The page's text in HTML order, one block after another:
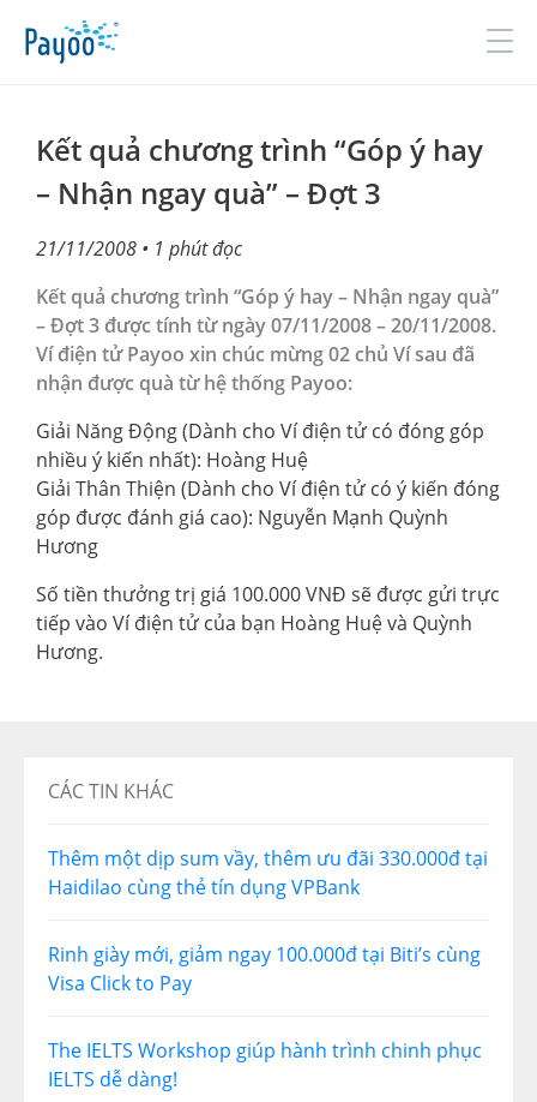
GIỚI THIỆU
SẢN PHẨM & DỊCH VỤ
TIN TỨC
ĐỐI TÁC
TUYỂN DỤNG
LIÊN HỆ
CÁC TIN KHÁC
Thêm một dịp sum vầy, thêm ưu đãi 330.000đ tại
Haidilao cùng thẻ tín dụng VPBank
Rinh giày mới, giảm ngay 100.000đ tại Biti’s cùng
Visa Click to Pay
The IELTS Workshop giúp hành trình chinh phục
IELTS dễ dàng!
Kết quả chương trình “Góp ý hay
– Nhận ngay quà” – Đợt 3
21/11/2008 • 1 phút đọc
Kết quả chương trình “Góp ý hay – Nhận ngay quà”
– Đợt 3 được tính từ ngày 07/11/2008 – 20/11/2008.
Ví điện tử Payoo xin chúc mừng 02 chủ Ví sau đã
nhận được quà từ hệ thống Payoo:
Giải Năng Động (Dành cho Ví điện tử có đóng góp
nhiều ý kiến nhất): Hoàng Huệ
Giải Thân Thiện (Dành cho Ví điện tử có ý kiến đóng
góp được đánh giá cao): Nguyễn Mạnh Quỳnh
Hương
Số tiền thưởng trị giá 100.000 VNĐ sẽ được gửi trực
tiếp vào Ví điện tử của bạn Hoàng Huệ và Quỳnh
Hương.